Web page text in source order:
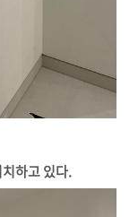
하고 있다.